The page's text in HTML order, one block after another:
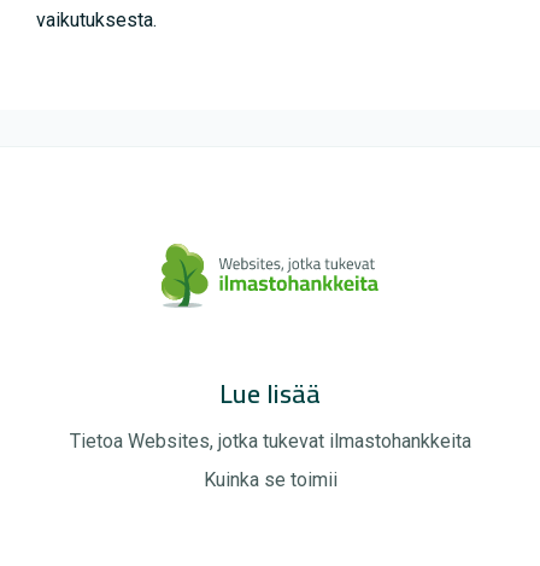
vaikutuksesta.
Lue lisää
Tietoa Websites, jotka tukevat ilmastohankkeita
Kuinka se toimii